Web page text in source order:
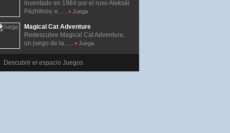
Inventado en 1984 por el ruso Alekséi
Pázhitnov, e......
Juega
Magical Cat Adventure
Redescubre Magical Cat Adventure,
un juego de la......
Juega
Descubrir el espacio Juegos